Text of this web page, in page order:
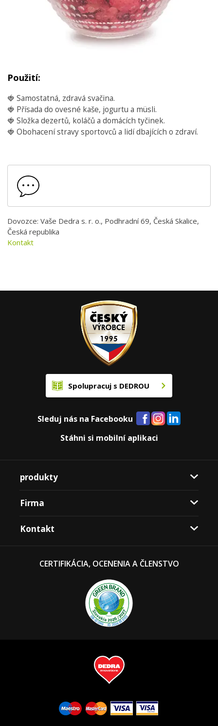
Použití:
🍓 Samostatná, zdravá svačina.
🍓 Přísada do ovesné kaše, jogurtu a müsli.
🍓 Složka dezertů, koláčů a domácích tyčinek.
🍓 Obohacení stravy sportovců a lidí dbajících o zdraví.
Dovozce: Vaše Dedra s. r. o., Podhradní 69, Česká Skalice,
Česká republika
Kontakt
Spolupracuj s DEDROU
Sleduj nás na Facebooku
Stáhni si mobilní aplikaci
produkty
Firma
Kontakt
CERTIFIKÁCIA, OCENENIA A ČLENSTVO